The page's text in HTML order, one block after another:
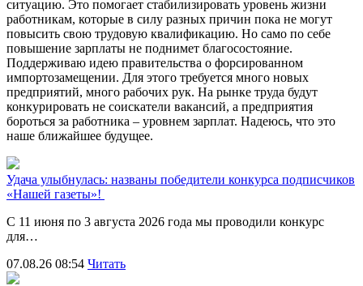
ситуацию. Это помогает стабилизировать уровень жизни
работникам, которые в силу разных причин пока не могут
повысить свою трудовую квалификацию. Но само по себе
повышение зарплаты не поднимет благосостояние.
Поддерживаю идею правительства о форсированном
импортозамещении. Для этого требуется много новых
предприятий, много рабочих рук. На рынке труда будут
конкурировать не соискатели вакансий, а предприятия
бороться за работника – уровнем зарплат. Надеюсь, что это
наше ближайшее будущее.
Удача улыбнулась: названы победители конкурса подписчиков
«Нашей газеты»!
С 11 июня по 3 августа 2026 года мы проводили конкурс
для…
07.08.26 08:54 Читать